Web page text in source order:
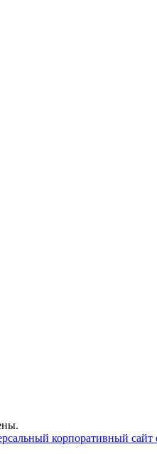
корпоративный сайт